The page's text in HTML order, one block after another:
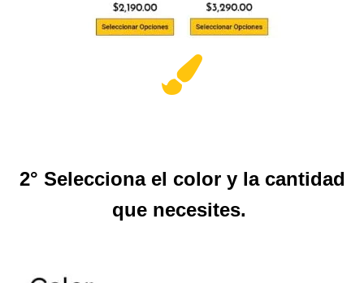
2° Selecciona el color y la cantidad
que necesites.